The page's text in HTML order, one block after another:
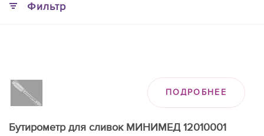
Фильтр
ПОДРОБНЕЕ
Бутирометр для сливок МИНИМЕД 12010001